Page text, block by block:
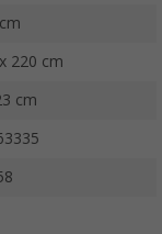
220 cm
cm